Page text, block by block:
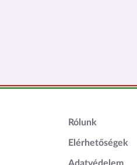
Lábléc1
Rólunk
Elérhetőségek